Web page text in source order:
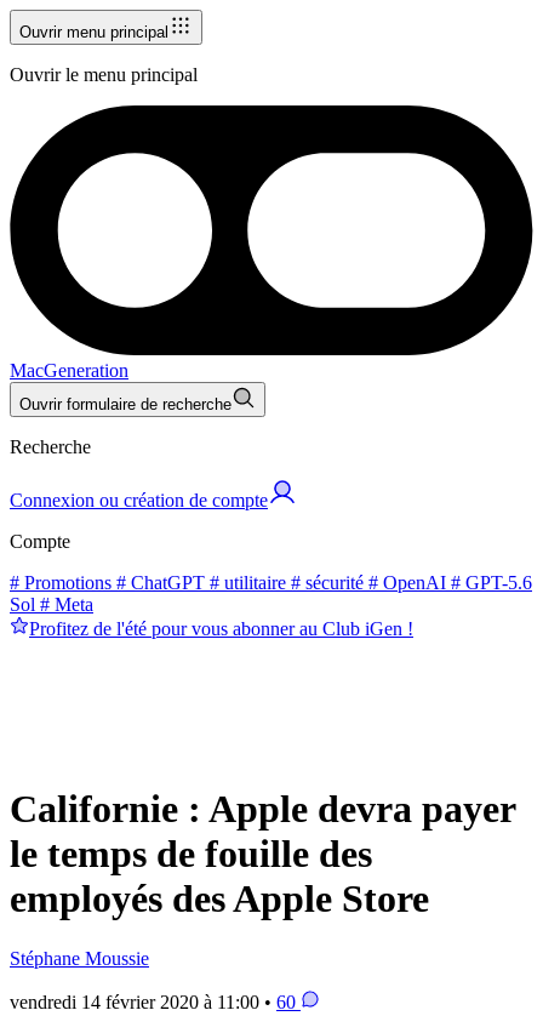
Ouvrir menu principal
Ouvrir le menu principal
MacGeneration
Ouvrir formulaire de recherche
Recherche
Connexion ou création de compte
Compte
# Promotions # ChatGPT # utilitaire # sécurité # OpenAI # GPT-5.6
Sol # Meta
Profitez de l'été pour vous abonner au Club iGen !
Californie : Apple devra payer
le temps de fouille des
employés des Apple Store
Stéphane Moussie
vendredi 14 février 2020 à 11:00 • 60